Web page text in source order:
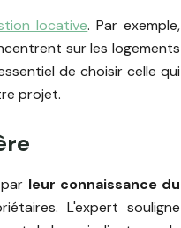
locative. Par exemple,
sur les logements
de choisir celle qui
projet.
leur connaissance du
L'expert souligne